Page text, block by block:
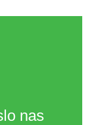
nas